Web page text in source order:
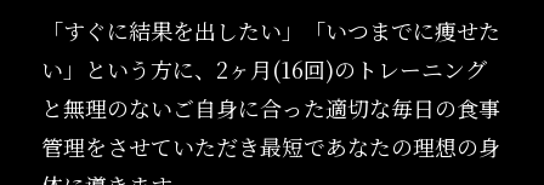
「すぐに結果を出したい」「いつまでに痩せた
い」という方に、2ヶ月(16回)のトレーニング
と無理のないご自身に合った適切な毎日の食事
管理をさせていただき最短であなたの理想の身